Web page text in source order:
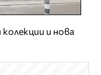
и нова